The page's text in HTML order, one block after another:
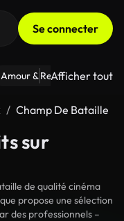
Se connecter
Amour & Relations Le
Afficher tout
Champ De Bataille
sur
de qualité cinéma
propose une sélection
des professionnels –